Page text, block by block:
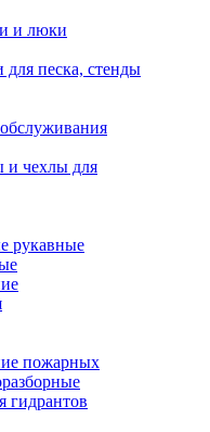
и люки
песка, стенды
и чехлы для
рукавные
пожарных
гидрантов